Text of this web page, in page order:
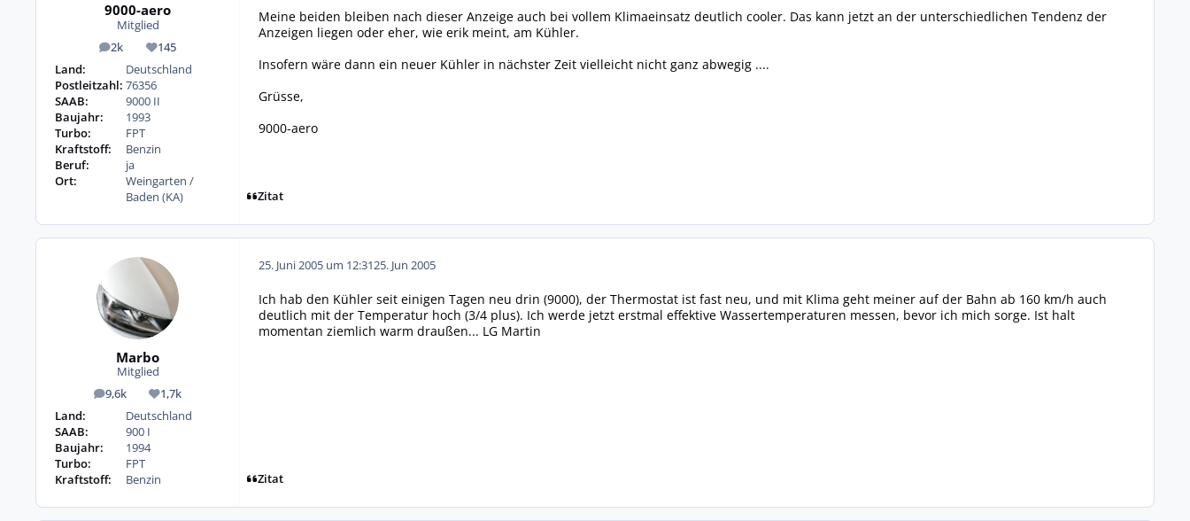
9000-aero
Mitglied
2k
Beiträge 145
Reputation
Land:
Deutschland
Postleitzahl: 76356
SAAB:
9000 II
Baujahr:
1993
Turbo:
FPT
Kraftstoff:
Benzin
Beruf:
ja
Ort:
Weingarten /
Baden (KA)
Meine beiden bleiben nach dieser Anzeige auch bei vollem Klimaeinsatz deutlich cooler. Das kann jetzt an der unterschiedlichen Tendenz der
Anzeigen liegen oder eher, wie erik meint, am Kühler.
Insofern wäre dann ein neuer Kühler in nächster Zeit vielleicht nicht ganz abwegig ....
Grüsse,
9000-aero
Zitat
Marbo
Mitglied
9,6k
Beiträge 1,7k
Reputation
Land:
Deutschland
SAAB:
900 I
Baujahr:
1994
Turbo:
FPT
Kraftstoff:
Benzin
25. Juni 2005 um 12:3125. Jun 2005
Ich hab den Kühler seit einigen Tagen neu drin (9000), der Thermostat ist fast neu, und mit Klima geht meiner auf der Bahn ab 160 km/h auch
deutlich mit der Temperatur hoch (3/4 plus). Ich werde jetzt erstmal effektive Wassertemperaturen messen, bevor ich mich sorge. Ist halt
momentan ziemlich warm draußen... LG Martin
Zitat